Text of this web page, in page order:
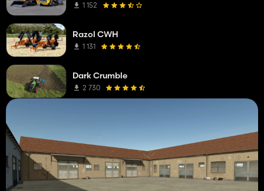
1 152
Razol CWH
1 131
Dark Crumble
2 730